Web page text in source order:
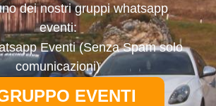
dei nostri gruppi whatsapp
eventi:
Eventi (Senza Spam solo
comunicazioni)
EVENTI